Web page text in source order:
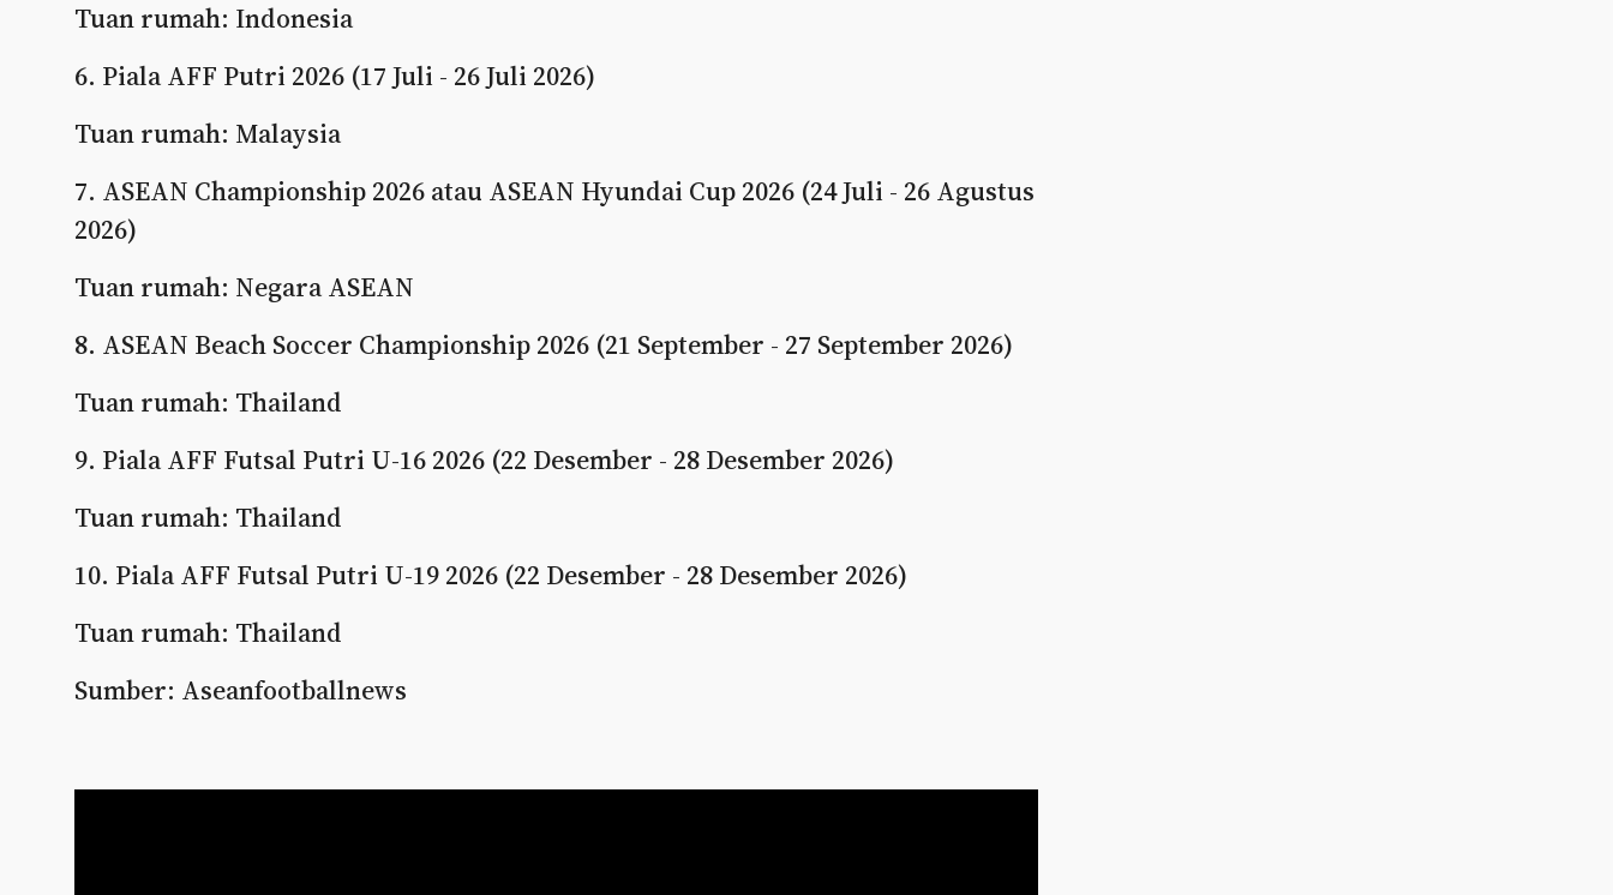
Tuan rumah: Indonesia
6. Piala AFF Putri 2026 (17 Juli - 26 Juli 2026)
Tuan rumah: Malaysia
7. ASEAN Championship 2026 atau ASEAN Hyundai Cup 2026 (24 Juli - 26 Agustus
2026)
Tuan rumah: Negara ASEAN
8. ASEAN Beach Soccer Championship 2026 (21 September - 27 September 2026)
Tuan rumah: Thailand
9. Piala AFF Futsal Putri U-16 2026 (22 Desember - 28 Desember 2026)
Tuan rumah: Thailand
10. Piala AFF Futsal Putri U-19 2026 (22 Desember - 28 Desember 2026)
Tuan rumah: Thailand
Sumber: Aseanfootballnews